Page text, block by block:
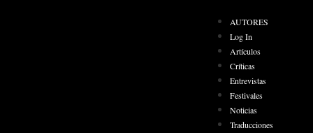
AUTORES
Log In
Artículos
Críticas
Entrevistas
Festivales
Noticias
Traducciones